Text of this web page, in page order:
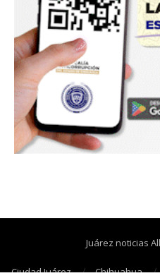
Juárez noticias
Ciudad Juárez Chihuahua